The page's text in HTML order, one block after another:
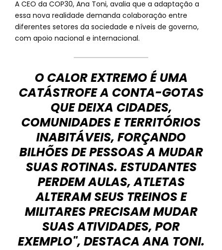
A CEO da COP30, Ana Toni, avalia que a adaptação a
essa nova realidade demanda colaboração entre
diferentes setores da sociedade e níveis de governo,
com apoio nacional e internacional.
O CALOR EXTREMO É UMA
CATÁSTROFE A CONTA-GOTAS
QUE DEIXA CIDADES,
COMUNIDADES E TERRITÓRIOS
INABITÁVEIS, FORÇANDO
BILHÕES DE PESSOAS A MUDAR
SUAS ROTINAS. ESTUDANTES
PERDEM AULAS, ATLETAS
ALTERAM SEUS TREINOS E
MILITARES PRECISAM MUDAR
SUAS ATIVIDADES, POR
EXEMPLO", DESTACA ANA TONI.